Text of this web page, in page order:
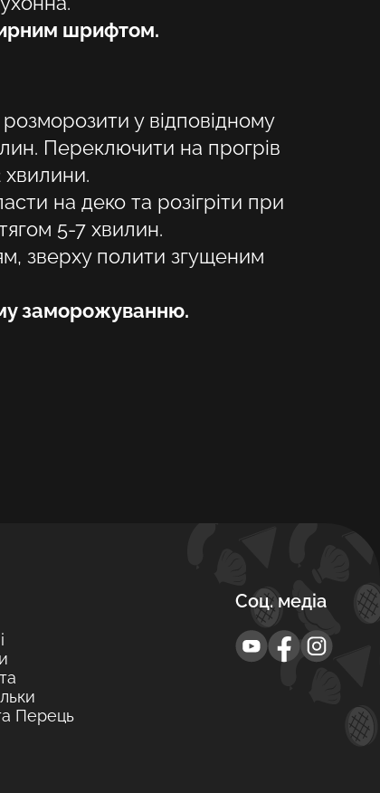
шрифтом.
розморозити у відповідному
Переключити на прогрів
хвилини.
на деко та розігріти при
5-7 хвилин.
зверху полити згущеним
заморожуванню.
Перець
Соц. медіа